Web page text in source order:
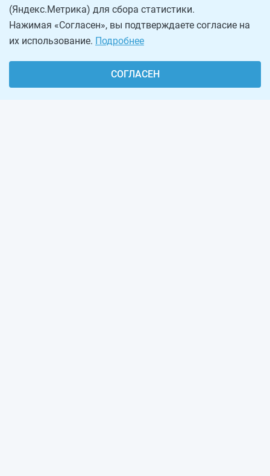
(Яндекс.Метрика) для сбора статистики.
Нажимая «Согласен», вы подтверждаете согласие на
их использование. Подробнее
СОГЛАСЕН